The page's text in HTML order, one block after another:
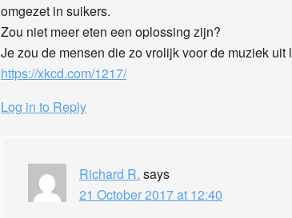
omgezet in suikers.
Zou niet meer eten een oplossing zijn?
Je zou de mensen die zo vrolijk voor de muziek
https://xkcd.com/1217/
Log in to Reply
Richard R. says
21 October 2017 at 12:40